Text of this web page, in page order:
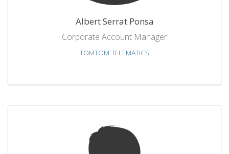
Albert Serrat Ponsa
Corporate Account Manager
TOMTOM TELEMATICS